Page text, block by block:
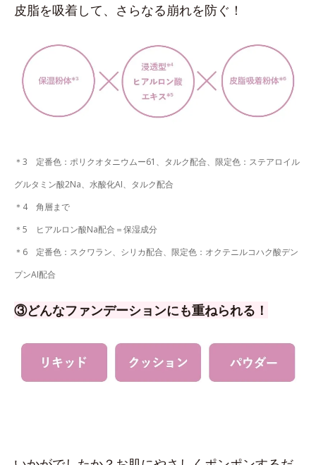
皮脂を吸着して、さらなる崩れを防ぐ！
＊3 定番色：ポリクオタニウムー61、タルク配合、限定色：ステアロイル
グルタミン酸2Na、水酸化AI、タルク配合
＊4 角層まで
＊5 ヒアルロン酸Na配合＝保湿成分
＊6 定番色：スクワラン、シリカ配合、限定色：オクテニルコハク酸デン
プンAI配合
③どんなファンデーションにも重ねられる！